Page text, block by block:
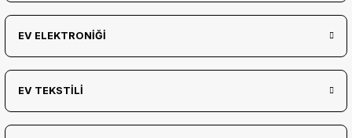
EV ELEKTRONİĞİ
EV TEKSTİLİ